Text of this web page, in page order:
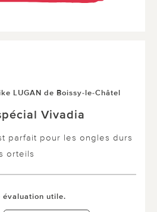
LUGAN de Boissy-le-Châtel
Vivadia
parfait pour les ongles durs
orteils
évaluation utile.